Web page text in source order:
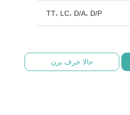
TT، LC، D/A، D/P
حالا حرف بزن